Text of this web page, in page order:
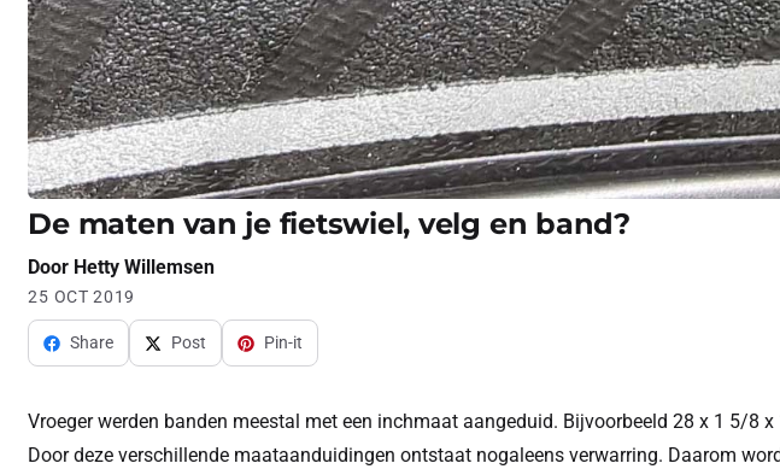
De maten van je fietswiel, velg en band?
Door Hetty Willemsen
25 OCT 2019
Share Post Pin-it
Vroeger werden banden meestal met een inchmaat aangeduid. Bijvoorbeeld 28 x 1 5/8
Door deze verschillende maataanduidingen ontstaat nogaleens verwarring. Daarom